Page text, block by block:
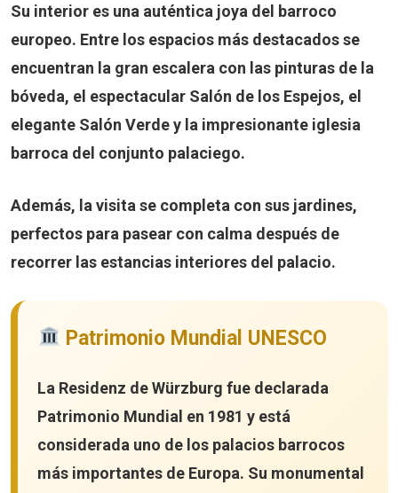
Su interior es una auténtica joya del barroco
europeo. Entre los espacios más destacados se
encuentran la gran escalera con las pinturas de la
bóveda, el espectacular Salón de los Espejos, el
elegante Salón Verdey la impresionante iglesia
barroca del conjunto palaciego.
Además, la visita se completa con sus jardines,
perfectos para pasear con calma después de
recorrer las estancias interiores del palacio.
Patrimonio Mundial UNESCO
La Residenz de Würzburg fue declarada
Patrimonio Mundial en 1981 y está
considerada uno de los palacios barrocos
más importantes de Europa. Su monumental